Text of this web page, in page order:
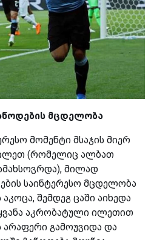
მცდელობა
მომენტი მსაჯის მიერ
(რომელიც ალბათ
მილად
საინტერესო მცდელობა
შემდეგ ცაში აიხედა
აკრობატული ილეთით
არაფერი გამოუვიდა და